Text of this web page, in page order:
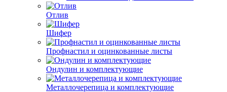
Отлив
Шифер
Профнастил и оцинкованные листы
Ондулин и комплектующие
Металлочерепица и комплектующие